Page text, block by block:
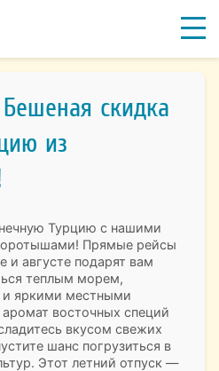
скидка
из
Турцию с нашими
Прямые рейсы
и августе подарят вам
теплым морем,
яркими местными
восточных специй
вкусом свежих
шанс погрузиться в
Этот летний отпуск —